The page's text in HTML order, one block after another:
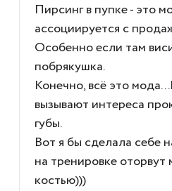
Пирсинг в пупке - это
ассоциируется с
Особенно если там
побрякушка.
Конечно, всё это
вызывают интереса
губы.
Вот я бы сделала себе
на тренировке оторвут
костью)))